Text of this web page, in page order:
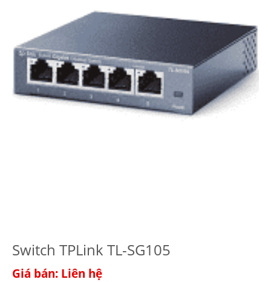
Switch TPLink TL-SG105
Giá bán: Liên hệ